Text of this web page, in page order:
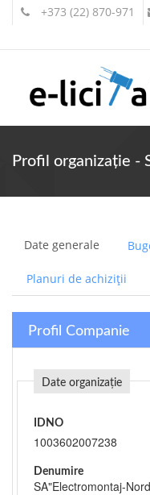
+373 (22) 870-971
Profil organizație -
Date generale
Planuri de achiziții
Profil Companie
Date organizație
IDNO
1003602007238
Denumire
SA"Electromontaj-